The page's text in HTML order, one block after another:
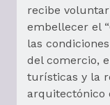
recibe
embellecer el
las
del comercio,
turísticas y la
arquitectónico